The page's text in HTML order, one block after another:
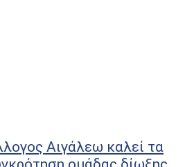
Αιγάλεω καλεί τα